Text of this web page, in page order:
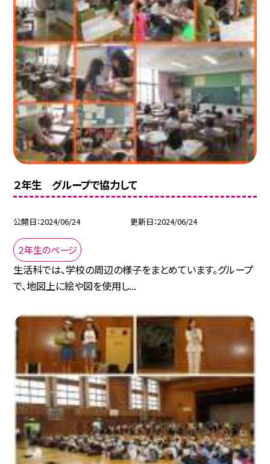
２年生 グループで協力して
公開日 2024/06/24 更新日 2024/06/24
２年生のページ
生活科では、学校の周辺の様子をまとめています。グループ
で、地図上に絵や図を使用し...